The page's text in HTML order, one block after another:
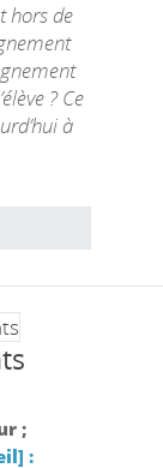
hors de
? Ce
à
;
: